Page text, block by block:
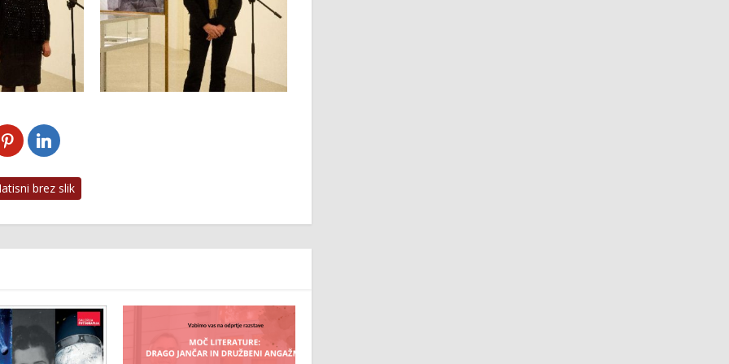
brez slik